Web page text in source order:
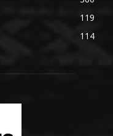
119
114